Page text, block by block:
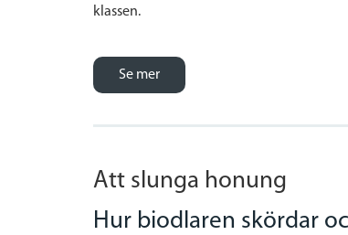
klassen.
Se mer
Att slunga honung
Hur biodlaren skördar